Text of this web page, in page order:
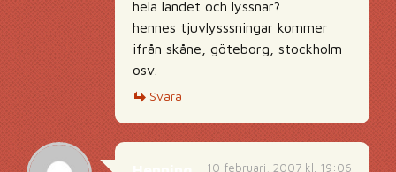
hela landet och lyssnar?
hennes tjuvlysssningar kommer
ifrån skåne, göteborg, stockholm
osv.
Svara
10 februari, 2007 kl. 19:06